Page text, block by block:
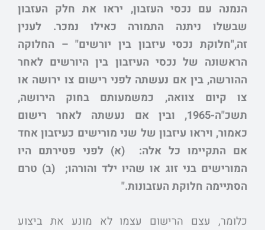
הנמנה עם נכסי העזבון, יראו את חלק העזבון
שבשלו ניתנה התמורה כאילו נמכר. לענין
זה,"חלוקת נכסי עיזבון בין יורשים" – החלוקה
הראשונה של נכסי העיזבון בין היורשים לאחר
ההורשה, בין אם נעשתה לפני רישום צו ירושה או
צו קיום צוואה, כמשמעותם בחוק הירושה,
תשכ"ה-1965, ובין אם נעשתה לאחר רישום
כאמור, ויראו עיזבון של שני מורישים כעיזבון אחד
אם התקיימו כל אלה: (א) לפני פטירתם היו
המורישים בני זוג או שהיו ילד והורהו; (ב) טרם
הסתיימה חלוקת העזבונות."
כלומר, עצם הרישום עצמו לא מונע את ביצוע